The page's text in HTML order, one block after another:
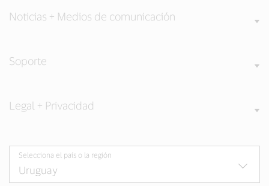
Noticias + Medios de comunicación
Soporte
Legal + Privacidad
Selecciona el país o la región